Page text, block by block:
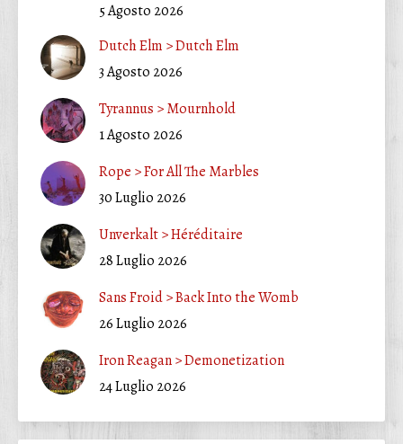
5 Agosto 2026
Dutch Elm > Dutch Elm
3 Agosto 2026
Tyrannus > Mournhold
1 Agosto 2026
Rope > For All The Marbles
30 Luglio 2026
Unverkalt > Héréditaire
28 Luglio 2026
Sans Froid > Back Into the Womb
26 Luglio 2026
Iron Reagan > Demonetization
24 Luglio 2026